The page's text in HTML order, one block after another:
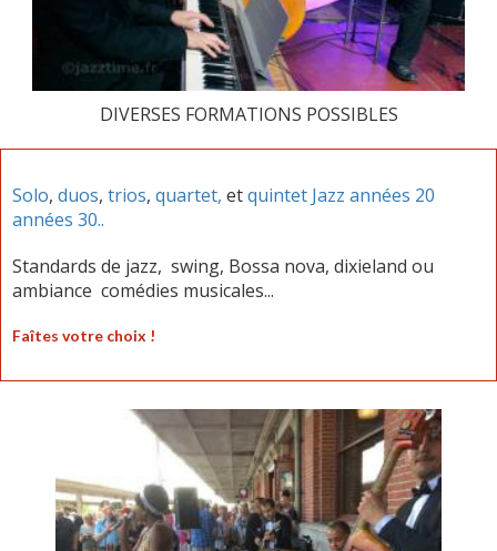
DIVERSES FORMATIONS POSSIBLES
Solo, duos, trios, quartet, etquintet Jazz années 20
années 30..
Standards de jazz, swing, Bossa nova, dixieland ou
ambiance comédies musicales...
Faîtes votre choix !